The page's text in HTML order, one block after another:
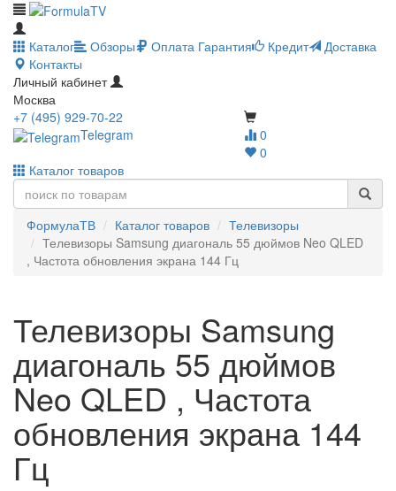
Каталог Обзоры Оплата Гарантия Кредит
Доставка
Контакты
Личный кабинет
Москва
0
0
+7 (495) 929-70-22
Telegram
Каталог товаров
ФормулаТВ Каталог товаров
Телевизоры
Телевизоры Samsung диагональ 55 дюймов Neo QLED
, Частота обновления экрана 144 Гц
Телевизоры Samsung
диагональ 55 дюймов
Neo QLED , Частота
обновления экрана 144
Гц